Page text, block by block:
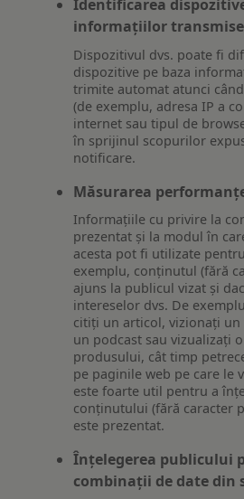
Identificarea
informațiilor
Dispozitivul dvs. poate fi
dispozitive pe baza
trimite automat atunci
(de exemplu, adresa IP a
internet sau tipul de
în sprijinul scopurilor
notificare.
Măsurarea
Informațiile cu privire la
prezentat și la modul în
acesta pot fi utilizate
exemplu, conținutul (fără
ajuns la publicul vizat și
intereselor dvs. De
citiți un articol, vizionați un
un podcast sau vizualizați
produsului, cât timp
pe paginile web pe care le
este foarte util pentru a
conținutului (fără caracter
este prezentat.
Înțelegerea publicului
combinații de date din